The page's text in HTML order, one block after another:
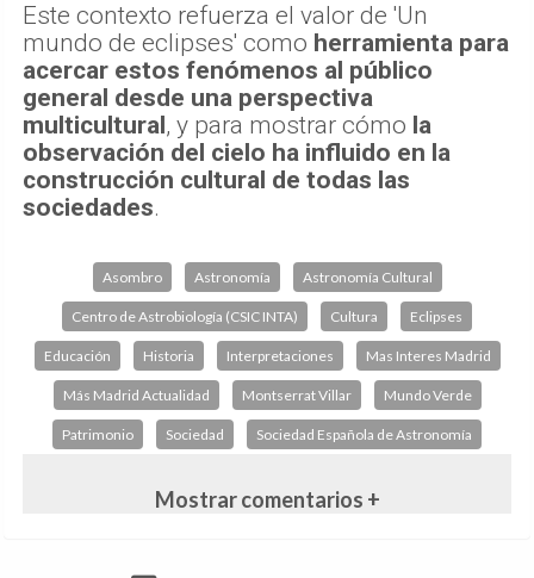
Este contexto refuerza el valor de 'Un
mundo de eclipses' como herramienta para
acercar estos fenómenos al público
general desde una perspectiva
multicultural, y para mostrar cómo la
observación del cielo ha influido en la
construcción cultural de todas las
sociedades.
Asombro Astronomía Astronomía Cultural
Centro de Astrobiología (CSIC INTA) Cultura Eclipses
Educación Historia Interpretaciones Mas Interes Madrid
Más Madrid Actualidad Montserrat Villar Mundo Verde
Patrimonio Sociedad Sociedad Española de Astronomía
Mostrar comentarios +